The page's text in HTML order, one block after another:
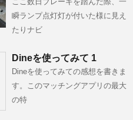
瞬ランプ点灯灯が付いた様に見え
たりナビ
Dineを使ってみて 1
Dineを使ってみての感想を書きま
す。このマッチングアプリの最大
の特